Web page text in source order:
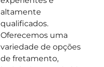
altamente
qualificados.
Oferecemos uma
variedade de opções
de fretamento,